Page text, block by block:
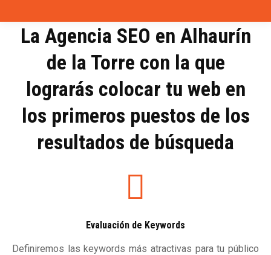
La Agencia SEO en Alhaurín
de la Torre con la que
lograrás colocar tu web en
los primeros puestos de los
resultados de búsqueda
Evaluación de Keywords
Definiremos las keywords más atractivas para tu público